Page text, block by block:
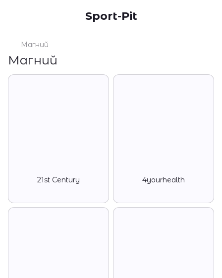
Sport-Pit
Магний
Магний
21st Century 4yourhealth